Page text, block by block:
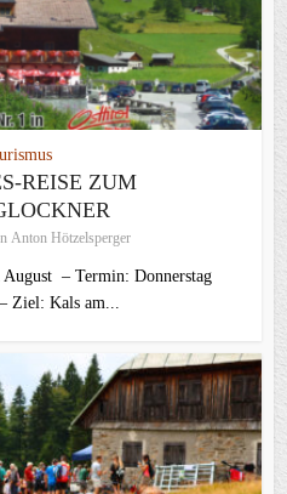
REISE ZUM
Anton Hötzelsperger
– Termin: Donnerstag
Ziel: Kals am...